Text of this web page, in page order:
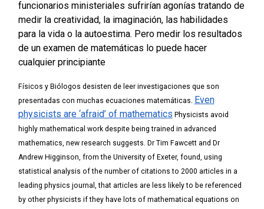
funcionarios ministeriales sufrirían agonías tratando de
medir la creatividad, la imaginación, las habilidades
para la vida o la autoestima. Pero medir los resultados
de un examen de matemáticas lo puede hacer
cualquier principiante
Físicos y Biólogos desisten de leer investigaciones que son
presentadas con muchas ecuaciones matemáticas. Even
physicists are ‘afraid’ of mathematics Physicists avoid
highly mathematical work despite being trained in advanced
mathematics, new research suggests. Dr Tim Fawcett and Dr
Andrew Higginson, from the University of Exeter, found, using
statistical analysis of the number of citations to 2000 articles in a
leading physics journal, that articles are less likely to be referenced
by other physicists if they have lots of mathematical equations on